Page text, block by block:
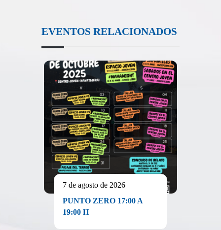
EVENTOS RELACIONADOS
7 de agosto de 2026
PUNTO ZERO 17:00 A
19:00 H